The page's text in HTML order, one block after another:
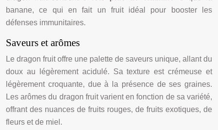
banane, ce qui en fait un fruit idéal pour booster les
défenses immunitaires.
Saveurs et arômes
Le dragon fruit offre une palette de saveurs unique, allant du
doux au légèrement acidulé. Sa texture est crémeuse et
légèrement croquante, due à la présence de ses graines.
Les arômes du dragon fruit varient en fonction de sa variété,
offrant des nuances de fruits rouges, de fruits exotiques, de
fleurs et de miel.